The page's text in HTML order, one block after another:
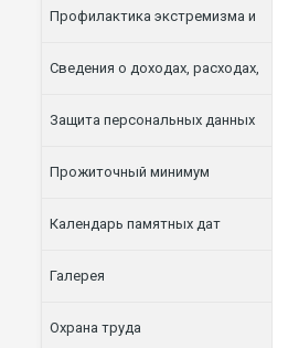
занятости
Профилактика экстремизма и
терроризма
Сведения о доходах, расходах,
об имуществе и обязательствах
имущественного характера
Защита персональных данных
Прожиточный минимум
Календарь памятных дат
Галерея
Охрана труда